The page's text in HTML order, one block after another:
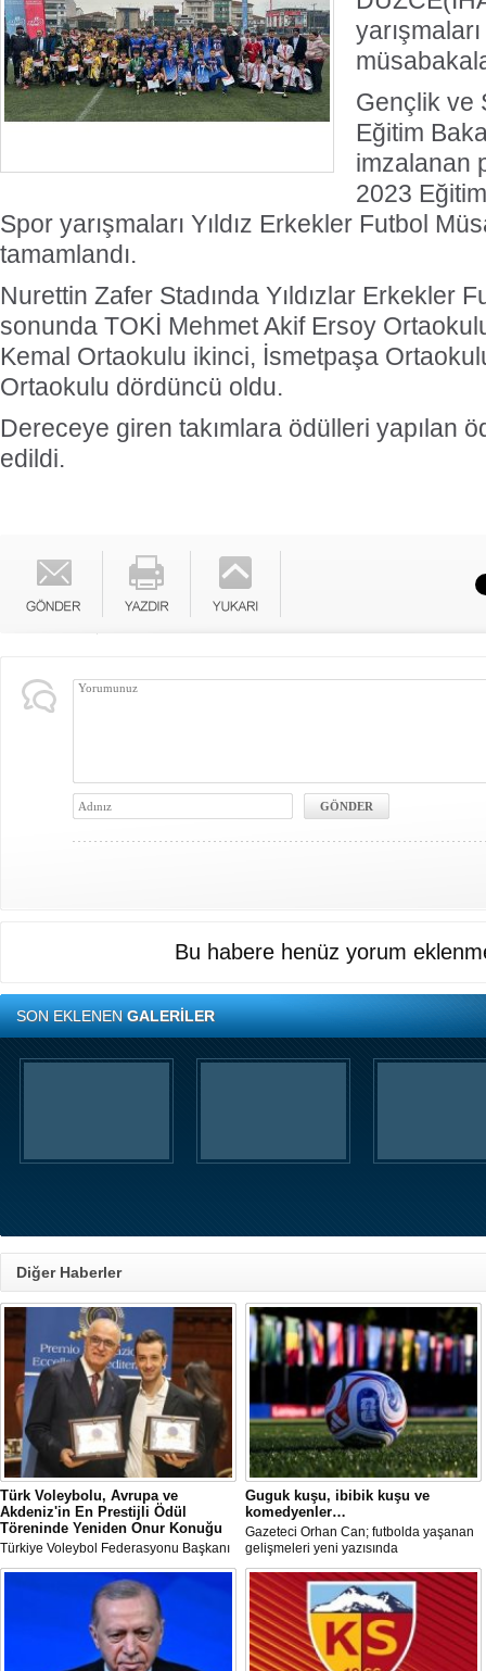
Gençlik ve
Eğitim
imzalanan
2023
Spor yarışmaları Yıldız Erkekler Futbol
tamamlandı.
Nurettin Zafer Stadında Yıldızlar Erkekler
sonunda TOKİ Mehmet Akif Ersoy
Kemal Ortaokulu ikinci, İsmetpaşa
Ortaokulu dördüncü oldu.
Dereceye giren takımlara ödülleri yapılan
edildi.
Bu habere henüz yorum
SON EKLENENGALERİLER
Diğer Haberler
Türk Voleybolu, Avrupa ve
Akdeniz'in En Prestijli Ödül
Töreninde Yeniden Onur Konuğu
Türkiye Voleybol Federasyonu Başkanı
Mehmet Akif Üstündağ ile A Milli Kadın
Voleybol Takımı Başantrenörü Daniele
Santarelli, İtalya'nın başkenti Roma'da
düzenlenecek Euro-Mediterranean
Excellence Award 2026 (Akdeniz
Mükemmeliyet Ödülü) törenine 2. kez
resmi olarak davet edildi.
Guguk kuşu, ibibik kuşu ve
komedyenler…
Gazeteci Orhan Can; futbolda yaşanan
gelişmeleri yeni yazısında
değerlendirdi.